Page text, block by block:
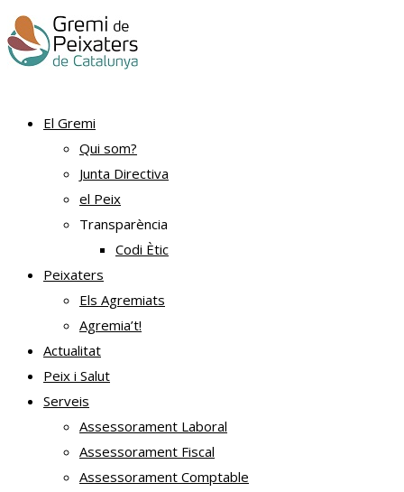
El Gremi
Qui som?
Junta Directiva
el Peix
Transparència
Codi Ètic
Peixaters
Els Agremiats
Agremia’t!
Actualitat
Peix i Salut
Serveis
Assessorament Laboral
Assessorament Fiscal
Assessorament Comptable